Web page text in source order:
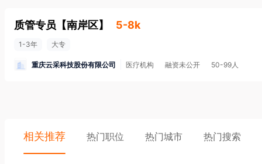
质管专员 【南岸区】 5-8k
1-3年 大专
重庆云采科技股份有限公司 医疗机构 融资未公开 50-99人
相关推荐 热门职位 热门城市 热门搜索